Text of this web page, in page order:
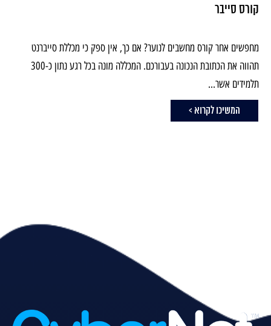
קורס סייבר
מחפשים אחר קורס מחשבים לנוער? אם כך, אין ספק כי מכללת סייברנט
תהווה את הכתובת הנכונה בעבורכם. המכללה מונה בכל רגע נתון כ-300
תלמידים אשר...
המשיכו לקרוא >